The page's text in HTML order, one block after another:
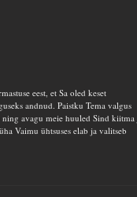
eest, et Sa oled keset
andnud. Paistku Tema valgus
avagu meie huuled Sind kiitma
Vaimu ühtsuses elab ja valitseb